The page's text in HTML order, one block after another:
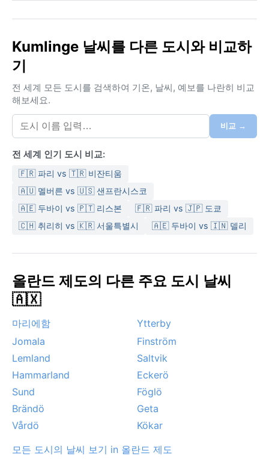
Kumlinge 날씨를 다른 도시와 비교하
기
전 세계 모든 도시를 검색하여 기온, 날씨, 예보를 나란히 비교
해보세요.
비교 →
전 세계 인기 도시 비교:
🇫🇷 파리 vs 🇹🇷 비잔티움
🇦🇺 멜버른 vs 🇺🇸 샌프란시스코
🇦🇪 두바이 vs 🇵🇹 리스본
🇫🇷 파리 vs 🇯🇵 도쿄
🇨🇭 취리히 vs 🇰🇷 서울특별시
🇦🇪 두바이 vs 🇮🇳 델리
올란드 제도의 다른 주요 도시 날씨
🇦🇽
마리에함
Ytterby
Jomala
Finström
Lemland
Saltvik
Hammarland
Eckerö
Sund
Föglö
Brändö
Geta
Vårdö
Kökar
모든 도시의 날씨 보기 in 올란드 제도